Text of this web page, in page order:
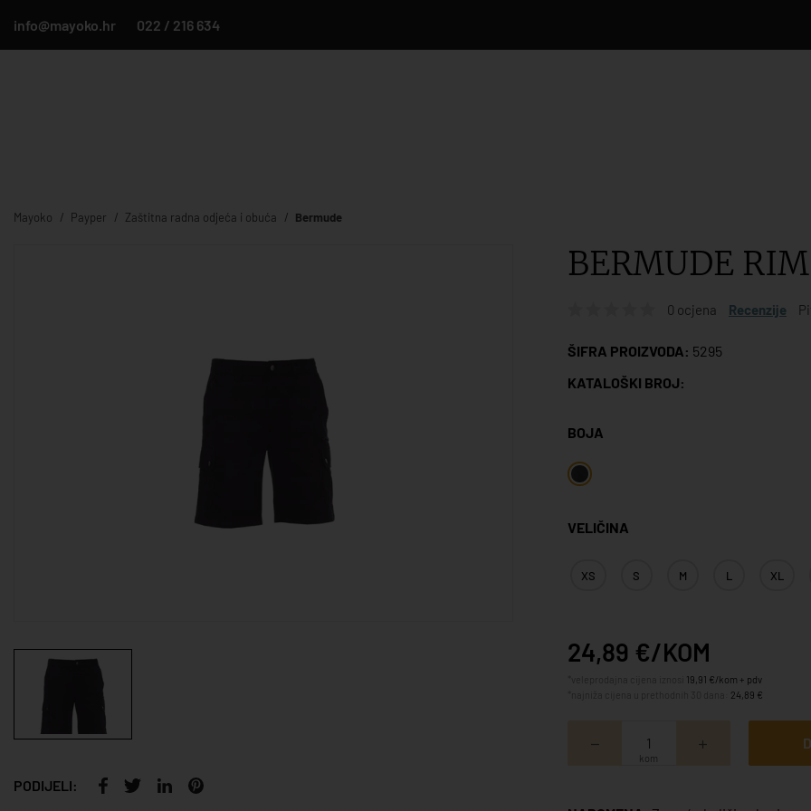
info@mayoko.hr 022 / 216 634
Mayoko Payper Zaštitna radna odjeća i obuća Bermude
PODIJELI:
BERMUDE
0 ocjena Recenzije
ŠIFRA PROIZVODA: 5295
KATALOŠKI BROJ:
BOJA
VELIČINA
XS S M L XL
24,89 €/KOM
19,91 €/kom + pdv
24,89 €
kom